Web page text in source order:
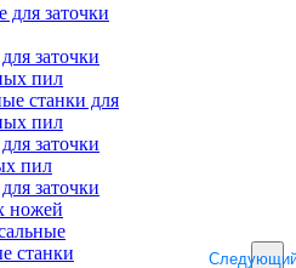
для заточки
заточки
пил
станки для
пил
заточки
пил
заточки
ножей
станки